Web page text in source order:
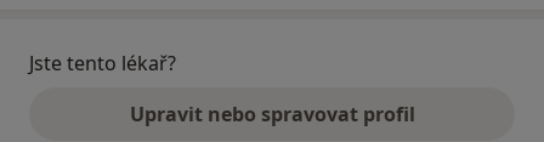
Jste tento lékař?
Upravit nebo spravovat profil